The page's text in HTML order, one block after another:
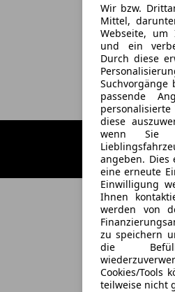
Wir bzw.
Mittel,
Webseite, um
und ein
Durch diese
Suchvorgänge
passende
diese
wenn Sie
angeben.
eine erneute
Einwilligung
Ihnen
werden von
zu speichern
die
Cookies/Tools
teilweise nicht